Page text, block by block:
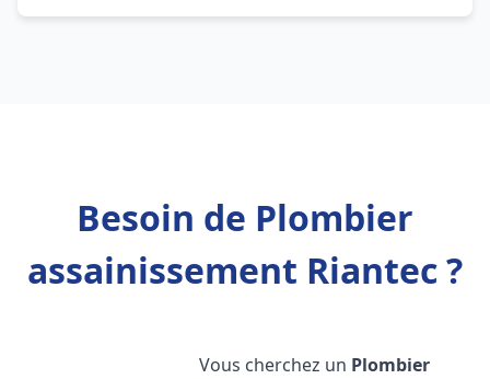
Besoin de Plombier
assainissement Riantec ?
Vous cherchez un Plombier